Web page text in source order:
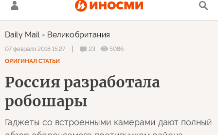
Daily Mail Великобритания
07 февраля 2018 15:27 23
5086
ОРИГИНАЛ СТАТЬИ
Россия разработала
робошары
Гаджеты со встроенными камерами дают полный